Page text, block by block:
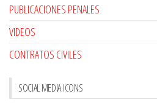
PUBLICACIONES PENALES
VIDEOS
CONTRATOS CIVILES
SOCIAL MEDIA ICONS